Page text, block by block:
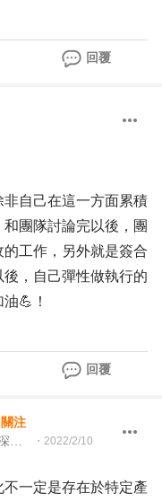
回覆
自己在這一方面累積
團隊討論完以後，團
工作，另外就是簽合
，自己彈性做執行的
💪！
回覆
關注
・ 2022/2/10
一定是存在於特定產